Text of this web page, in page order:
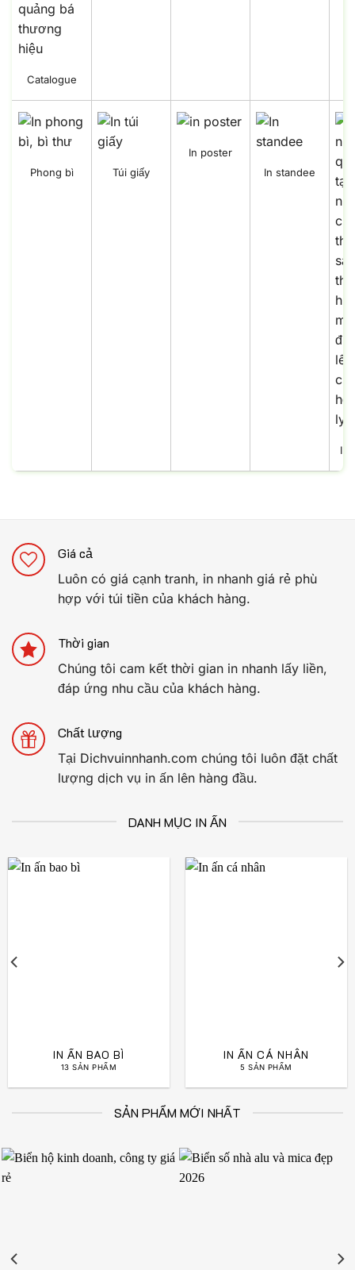
Catalogue
Phong bì Túi giấy
In poster
In standee
In
Giá cả
Luôn có giá cạnh tranh, in nhanh giá rẻ phù
hợp với túi tiền của khách hàng.
Thời gian
Chúng tôi cam kết thời gian in nhanh lấy liền,
đáp ứng nhu cầu của khách hàng.
Chất lượng
Tại Dichvuinnhanh.com chúng tôi luôn đặt chất
lượng dịch vụ in ấn lên hàng đầu.
DANH MỤC IN ẤN
IN ẤN BAO BÌ
13 SẢN PHẨM
IN ẤN CÁ NHÂN
5 SẢN PHẨM
SẢN PHẨM MỚI NHẤT